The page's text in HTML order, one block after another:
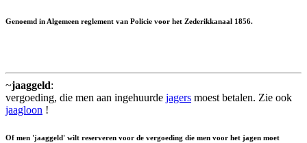
Genoemd in Algemeen reglement van Policie voor het Zederikkanaal 1856.
~jaaggeld:
vergoeding, die men aan ingehuurde jagers moest betalen. Zie ook
jaagloon !
Of men 'jaaggeld' wilt reserveren voor de vergoeding die men voor het jagen moet